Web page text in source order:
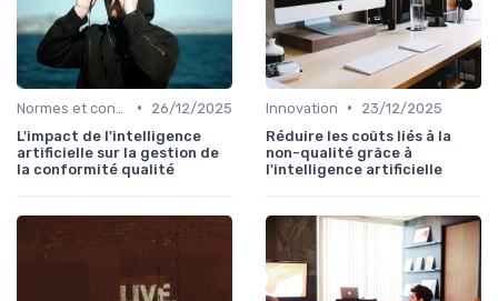
•
26/12/2025
L'impact de l'intelligence
artificielle sur la gestion de
la conformité qualité
Innovation •
23/12/2025
Réduire les coûts liés à la
non-qualité grâce à
l'intelligence artificielle